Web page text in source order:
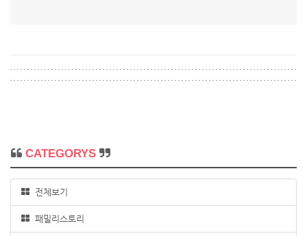
CATEGORYS
전체보기
패밀리스토리